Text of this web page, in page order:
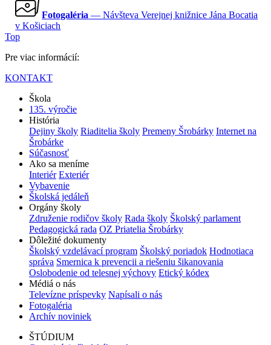
Fotogaléria — Návšteva Verejnej knižnice Jána Bocatia
v Košiciach
Top
Pre viac informácií:
KONTAKT
Škola
135. výročie
História
Dejiny školy Riaditelia školy Premeny Šrobárky Internet na
Šrobárke
Súčasnosť
Ako sa meníme
Interiér Exteriér
Vybavenie
Školská jedáleň
Orgány školy
Združenie rodičov školy Rada školy Školský parlament
Pedagogická rada OZ Priatelia Šrobárky
Dôležité dokumenty
Školský vzdelávací program Školský poriadok Hodnotiaca
správa Smernica k prevencii a riešeniu šikanovania
Oslobodenie od telesnej výchovy Etický kódex
Médiá o nás
Televízne príspevky Napísali o nás
Fotogaléria
Archív noviniek
ŠTÚDIUM